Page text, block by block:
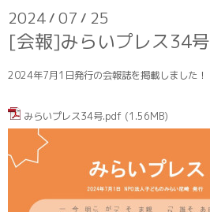
2024 / 07 / 25
[会報]みらいプレス34号
2024年7月1日発行の会報誌を掲載しました！
みらいプレス34号.pdf (1.56MB)